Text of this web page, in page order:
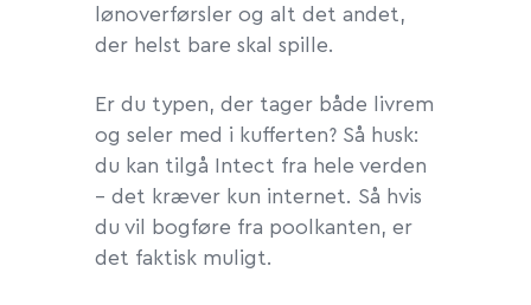
lønoverførsler og alt det andet,
der helst bare skal spille.
Er du typen, der tager både livrem
og seler med i kufferten? Så husk:
du kan tilgå Intect fra hele verden
– det kræver kun internet. Så hvis
du vil bogføre fra poolkanten, er
det faktisk muligt.